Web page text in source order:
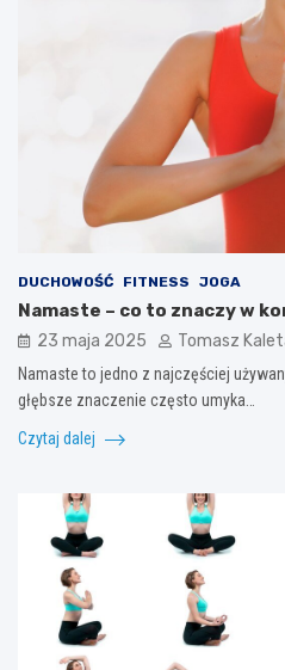
DUCHOWOŚĆ FITNESS JOGA
Namaste – co to znaczy w
23 maja 2025 Tomasz
Namaste to jedno z najczęściej
głębsze znaczenie często umyka…
Czytaj dalej